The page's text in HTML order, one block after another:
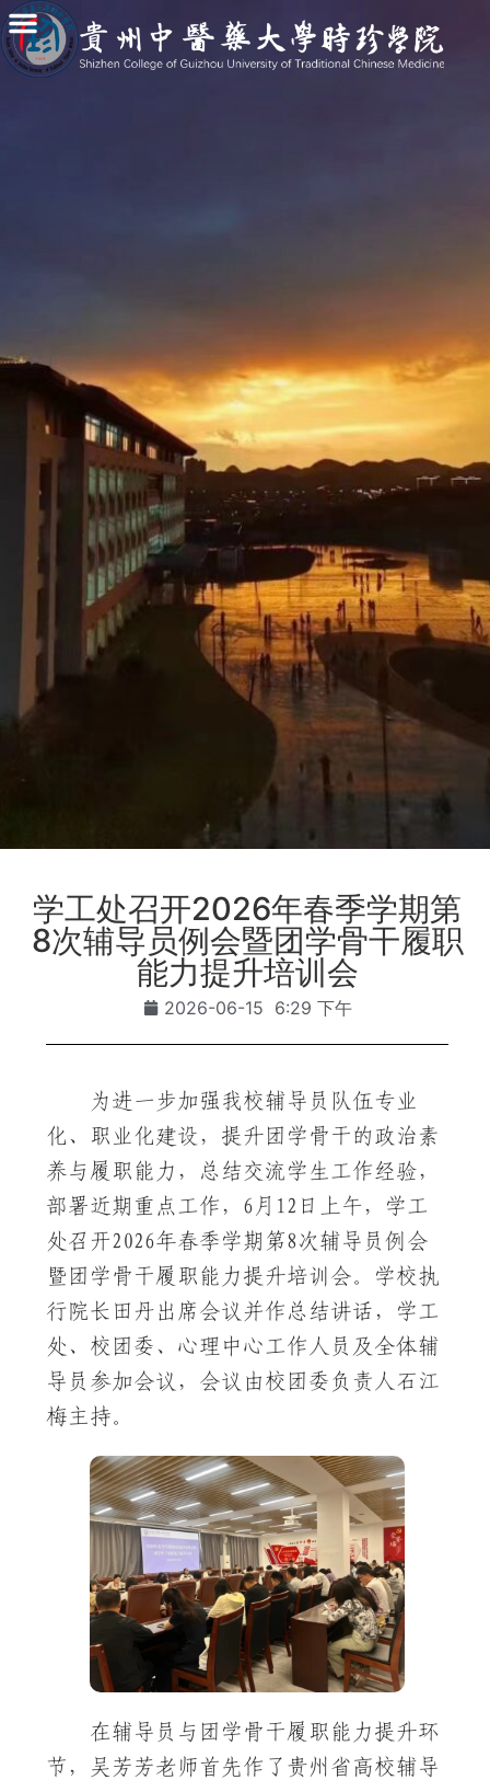
学工处召开2026年春季学期第
8次辅导员例会暨团学骨干履职
能力提升培训会
2026-06-15 6:29 下午
为进一步加强我校辅导员队伍专业
化、职业化建设，提升团学骨干的政治素
养与履职能力，总结交流学生工作经验，
部署近期重点工作，6月12日上午，学工
处召开2026年春季学期第8次辅导员例会
暨团学骨干履职能力提升培训会。学校执
行院长田丹出席会议并作总结讲话，学工
处、校团委、心理中心工作人员及全体辅
导员参加会议，会议由校团委负责人石江
梅主持。
在辅导员与团学骨干履职能力提升环
节，吴芳芳老师首先作了贵州省高校辅导